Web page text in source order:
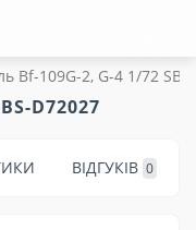
Bf-109G-2, G-4 1/72
D72027
ВІДГУКІВ 0